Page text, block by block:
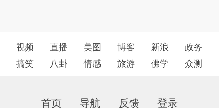
视频 直播 美图 博客 新浪
政务
搞笑
八卦 情感 旅游 佛学 众测
首页 导航 反馈 登录